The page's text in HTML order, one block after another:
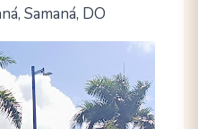
Samaná, DO